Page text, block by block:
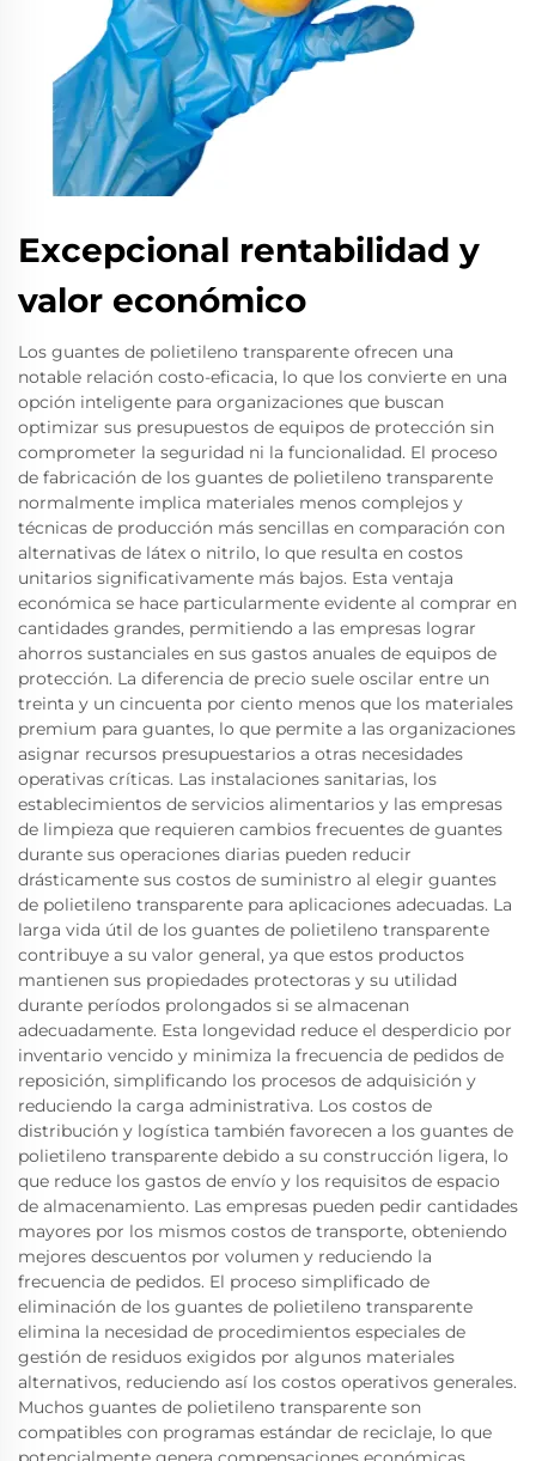
Excepcional rentabilidad y
valor económico
Los guantes de polietileno transparente ofrecen una
notable relación costo-eficacia, lo que los convierte en una
opción inteligente para organizaciones que buscan
optimizar sus presupuestos de equipos de protección sin
comprometer la seguridad ni la funcionalidad. El proceso
de fabricación de los guantes de polietileno transparente
normalmente implica materiales menos complejos y
técnicas de producción más sencillas en comparación con
alternativas de látex o nitrilo, lo que resulta en costos
unitarios significativamente más bajos. Esta ventaja
económica se hace particularmente evidente al comprar en
cantidades grandes, permitiendo a las empresas lograr
ahorros sustanciales en sus gastos anuales de equipos de
protección. La diferencia de precio suele oscilar entre un
treinta y un cincuenta por ciento menos que los materiales
premium para guantes, lo que permite a las organizaciones
asignar recursos presupuestarios a otras necesidades
operativas críticas. Las instalaciones sanitarias, los
establecimientos de servicios alimentarios y las empresas
de limpieza que requieren cambios frecuentes de guantes
durante sus operaciones diarias pueden reducir
drásticamente sus costos de suministro al elegir guantes
de polietileno transparente para aplicaciones adecuadas. La
larga vida útil de los guantes de polietileno transparente
contribuye a su valor general, ya que estos productos
mantienen sus propiedades protectoras y su utilidad
durante períodos prolongados si se almacenan
adecuadamente. Esta longevidad reduce el desperdicio por
inventario vencido y minimiza la frecuencia de pedidos de
reposición, simplificando los procesos de adquisición y
reduciendo la carga administrativa. Los costos de
distribución y logística también favorecen a los guantes de
polietileno transparente debido a su construcción ligera, lo
que reduce los gastos de envío y los requisitos de espacio
de almacenamiento. Las empresas pueden pedir cantidades
mayores por los mismos costos de transporte, obteniendo
mejores descuentos por volumen y reduciendo la
frecuencia de pedidos. El proceso simplificado de
eliminación de los guantes de polietileno transparente
elimina la necesidad de procedimientos especiales de
gestión de residuos exigidos por algunos materiales
alternativos, reduciendo así los costos operativos generales.
Muchos guantes de polietileno transparente son
compatibles con programas estándar de reciclaje, lo que